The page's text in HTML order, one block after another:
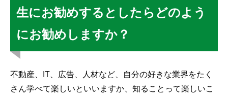
生にお勧めするとしたらどのよう
にお勧めしますか？
不動産、IT、広告、人材など、自分の好きな業界をたく
さん学べて楽しいといいますか、知ることって楽しいこ